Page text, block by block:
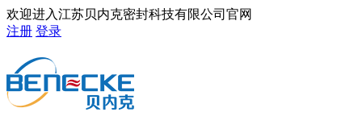
欢迎进入江苏贝内克密封科技有限公司官网
注册 登录